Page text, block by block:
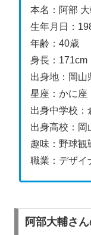
本名：阿部 大
生年月日：
年齢：40歳
身長：171cm
出身地：岡山
星座：かに座
出身中学校：
出身高校：岡
趣味：野球観
職業：デザイ
阿部大輔さ